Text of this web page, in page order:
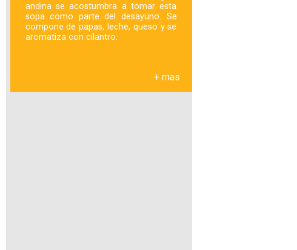
andina se acostumbra a tomar esta
sopa como parte del desayuno. Se
compone de papas, leche, queso y se
aromatiza con cilantro.
+ mas